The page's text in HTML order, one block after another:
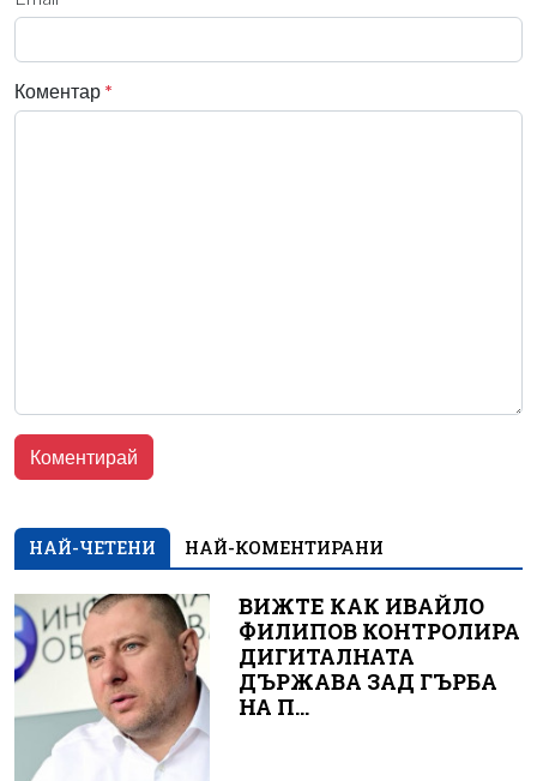
Коментар *
НАЙ-ЧЕТЕНИ НАЙ-КОМЕНТИРАНИ
ВИЖТЕ КАК ИВАЙЛО
ФИЛИПОВ КОНТРОЛИРА
ДИГИТАЛНАТА
ДЪРЖАВА ЗАД ГЪРБА
НА П...